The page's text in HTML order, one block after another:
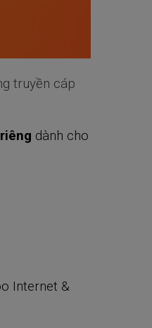
truyền cáp
dành cho
Internet &